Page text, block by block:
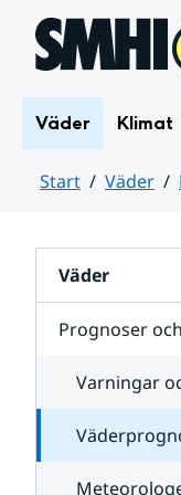
Hoppa till sidans
Väder Klimat
Start Väder
Väder
Prognoser
Varningar